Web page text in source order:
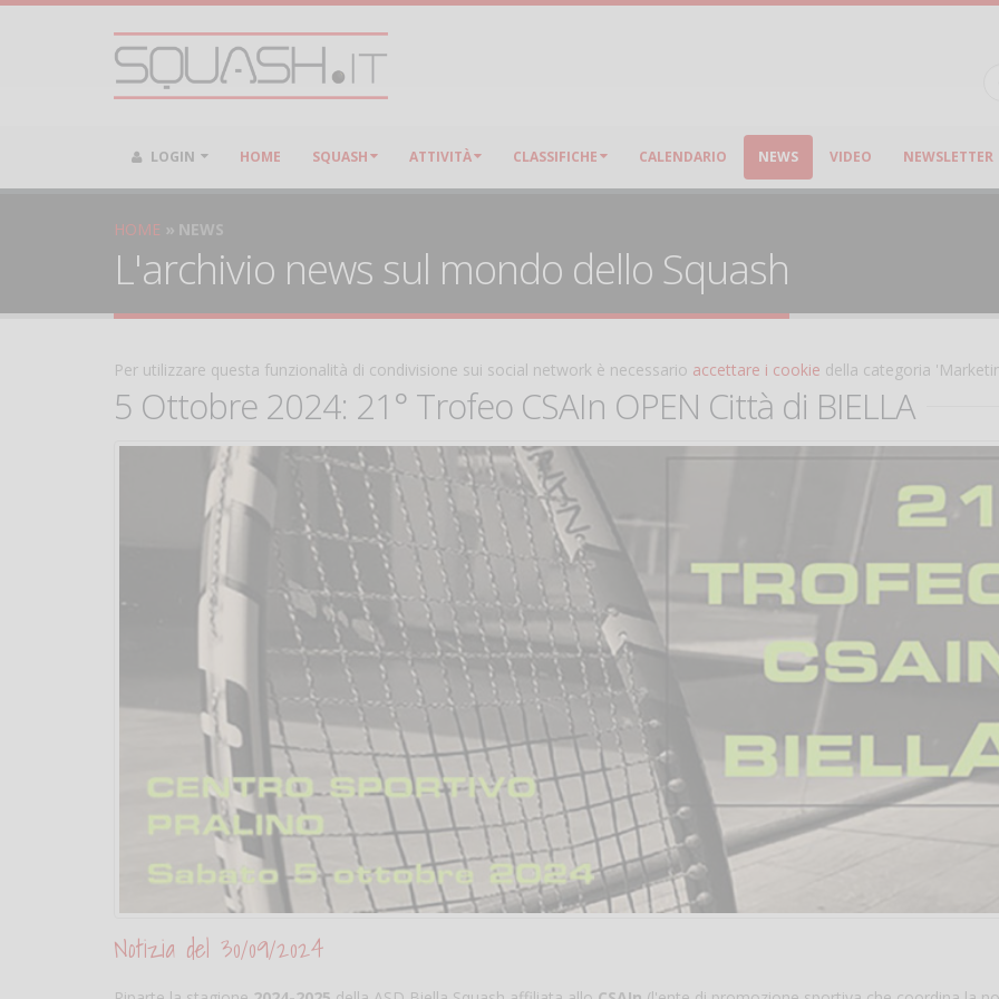
LOGIN HOME SQUASH ATTIVITÀ CLASSIFICHE CALENDARIO NEWS VIDEO NEWSLETTER
HOME NEWS
L'archivio news sul mondo dello Squash
Per utilizzare questa funzionalità di condivisione sui social network è necessario accettare i cookie della categoria
5 Ottobre 2024: 21° Trofeo CSAIn OPEN Città di BIELLA
Notizia del 30/09/2024